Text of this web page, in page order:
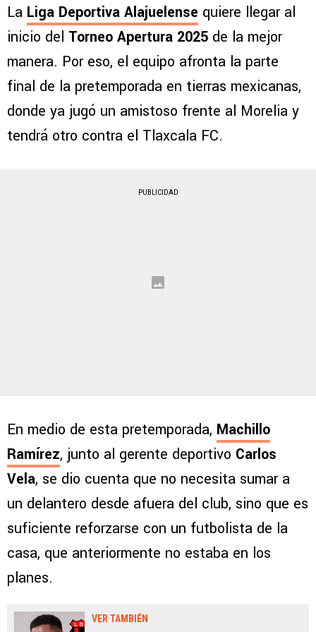
La Liga Deportiva Alajuelense quiere llegar al
inicio del Torneo Apertura 2025 de la mejor
manera. Por eso, el equipo afronta la parte
final de la pretemporada en tierras mexicanas,
donde ya jugó un amistoso frente al Morelia y
tendrá otro contra el Tlaxcala FC.
PUBLICIDAD
En medio de esta pretemporada, Machillo
Ramírez, junto al gerente deportivo Carlos
Vela, se dio cuenta que no necesita sumar a
un delantero desde afuera del club, sino que es
suficiente reforzarse con un futbolista de la
casa, que anteriormente no estaba en los
planes.
VER TAMBIÉN